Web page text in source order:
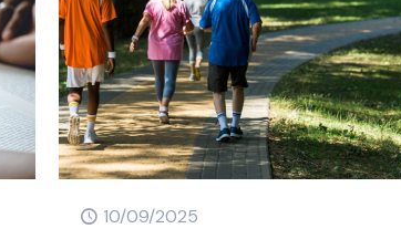
10/09/2025